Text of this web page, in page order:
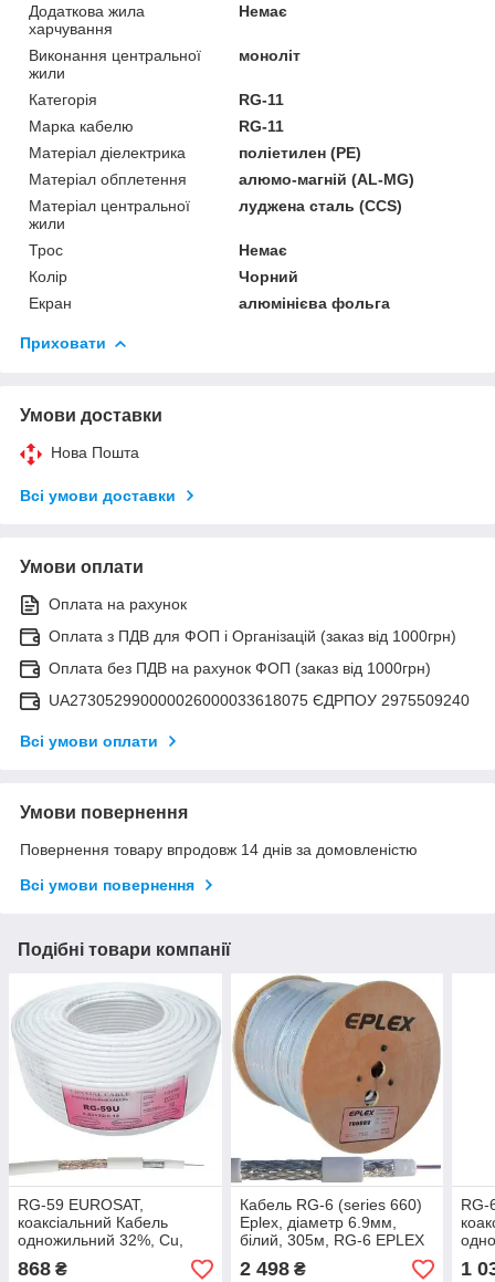
Додаткова жила
харчування
Немає
Виконання центральної
жили
моноліт
Категорія
RG-11
Марка кабелю
RG-11
Матеріал діелектрика
поліетилен (PE)
Матеріал обплетення
алюмо-магній (AL-MG)
Матеріал центральної
жили
луджена сталь (CCS)
Трос
Немає
Колір
Чорний
Екран
алюмінієва фольга
Приховати
Умови доставки
Нова Пошта
Всі умови доставки
Умови оплати
Оплата на рахунок
Оплата з ПДВ для ФОП і Організацій (заказ від 1000грн)
Оплата без ПДВ на рахунок ФОП (заказ від 1000грн)
UA273052990000026000033618075 ЄДРПОУ 2975509240
Всі умови оплати
Умови повернення
Повернення товару впродовж 14 днів за домовленістю
Всі умови повернення
Подібні товари компанії
RG-59 EUROSAT,
коаксіальний Кабель
одножильний 32%, Cu,
білий, 100м
868 ₴
Кабель RG-6 (series 660)
Eplex, діаметр 6.9мм,
білий, 305м, RG-6 EPLEX
F660BV
2 498₴
RG-
1